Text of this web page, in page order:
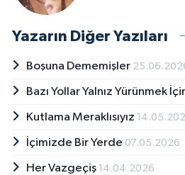
Yazarın Diğer Yazıları
Boşuna Dememişler
Bazı Yollar Yalnız Yürünmek
Kutlama Meraklısıyız
İçimizde Bir Yerde 07.05.2026
Her Vazgeçiş 14.04.2026